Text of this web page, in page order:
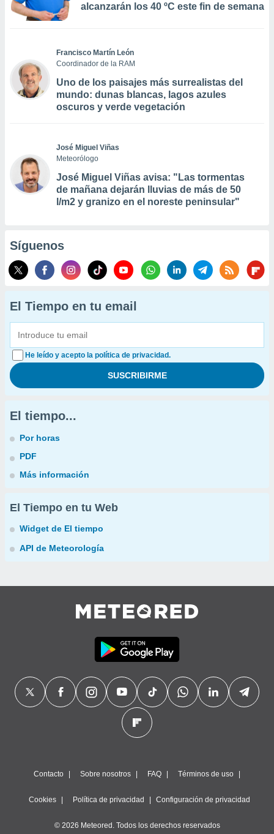
alcanzarán los 40 ºC este fin de semana
Francisco Martín León
Coordinador de la RAM
Uno de los paisajes más surrealistas del
mundo: dunas blancas, lagos azules
oscuros y verde vegetación
José Miguel Viñas
Meteorólogo
José Miguel Viñas avisa: "Las tormentas
de mañana dejarán lluvias de más de 50
l/m2 y granizo en el noreste peninsular"
Síguenos
El Tiempo en tu email
He leído y acepto la política de privacidad.
El tiempo...
Por horas
PDF
Más información
El Tiempo en tu Web
Widget de El tiempo
API de Meteorología
Contacto Sobre nosotros FAQ Términos de uso
Cookies Política de privacidad Configuración de privacidad
© 2026 Meteored. Todos los derechos reservados